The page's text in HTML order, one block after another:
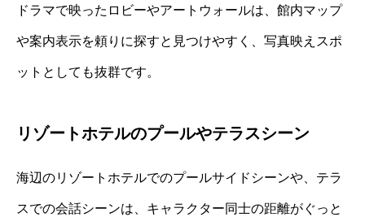
ドラマで映ったロビーやアートウォールは、館内マップ
や案内表示を頼りに探すと見つけやすく、写真映えスポ
ットとしても抜群です。
リゾートホテルのプールやテラスシーン
海辺のリゾートホテルでのプールサイドシーンや、テラ
スでの会話シーンは、キャラクター同士の距離がぐっと